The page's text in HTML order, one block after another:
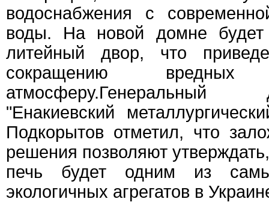
водоснабжения с
воды. На новой домне будет
литейный двор, что
сокращению
"Енакиевский
Подкорытов отметил, что
решения позволяют
печь будет одним из
экологичных агрегатов в